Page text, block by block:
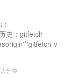
史：gitfetch--
v
分类